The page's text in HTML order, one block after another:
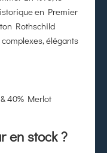
en Premier
Rothschild
élégants
40% Merlot
en stock ?